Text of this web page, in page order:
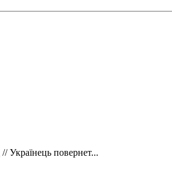
// Українець повернет...